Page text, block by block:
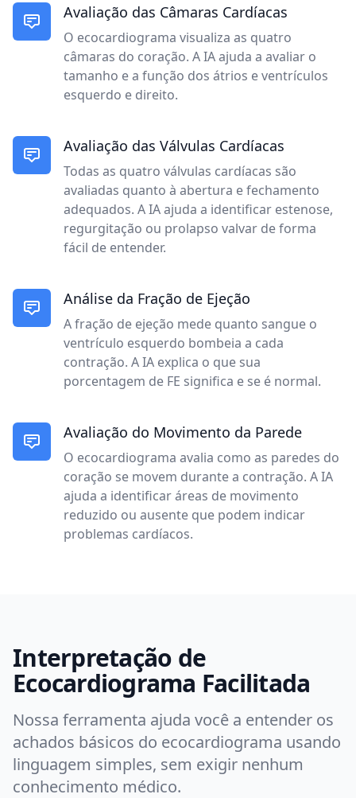
Avaliação das Câmaras Cardíacas
O ecocardiograma visualiza as quatro
câmaras do coração. A IA ajuda a avaliar o
tamanho e a função dos átrios e ventrículos
esquerdo e direito.
Avaliação das Válvulas Cardíacas
Todas as quatro válvulas cardíacas são
avaliadas quanto à abertura e fechamento
adequados. A IA ajuda a identificar estenose,
regurgitação ou prolapso valvar de forma
fácil de entender.
Análise da Fração de Ejeção
A fração de ejeção mede quanto sangue o
ventrículo esquerdo bombeia a cada
contração. A IA explica o que sua
porcentagem de FE significa e se é normal.
Avaliação do Movimento da Parede
O ecocardiograma avalia como as paredes do
coração se movem durante a contração. A IA
ajuda a identificar áreas de movimento
reduzido ou ausente que podem indicar
problemas cardíacos.
Interpretação de
Ecocardiograma Facilitada
Nossa ferramenta ajuda você a entender os
achados básicos do ecocardiograma usando
linguagem simples, sem exigir nenhum
conhecimento médico.